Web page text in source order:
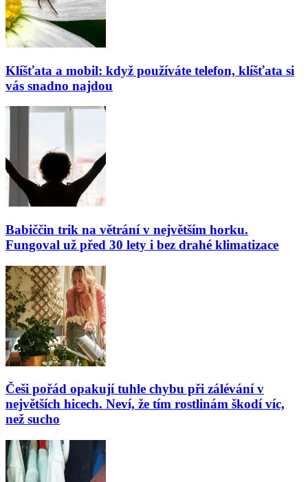
Klíšťata a mobil: když používáte telefon, klíšťata si
vás snadno najdou
Babiččin trik na větrání v největším horku.
Fungoval už před 30 lety i bez drahé klimatizace
Češi pořád opakují tuhle chybu při zálévání v
největších hicech. Neví, že tím rostlinám škodí víc,
než sucho